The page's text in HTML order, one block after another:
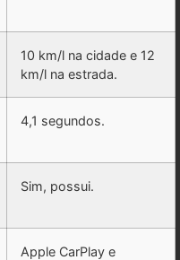
10 km/l na cidade e 12
km/l na estrada.
4,1 segundos.
Sim, possui.
Apple CarPlay e